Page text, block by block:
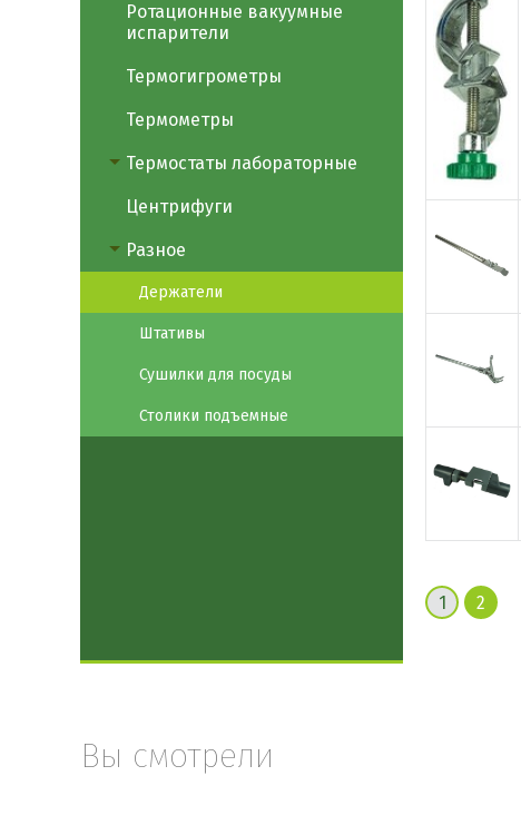
Ротационные вакуумные
испарители
Термогигрометры
Термометры
Термостаты лабораторные
Центрифуги
Разное
Держатели
Штативы
Сушилки для посуды
Столики подъемные
1 2
Вы смотрели